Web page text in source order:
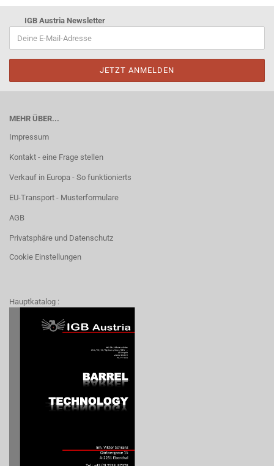
IGB Austria Newsletter
MEHR ÜBER...
Impressum
Kontakt - eine Frage stellen
Verkauf in Europa - So funktionierts
EU-Transport - Musterformulare
AGB
Privatsphäre und Datenschutz
Cookie Einstellungen
Hauptkatalog :